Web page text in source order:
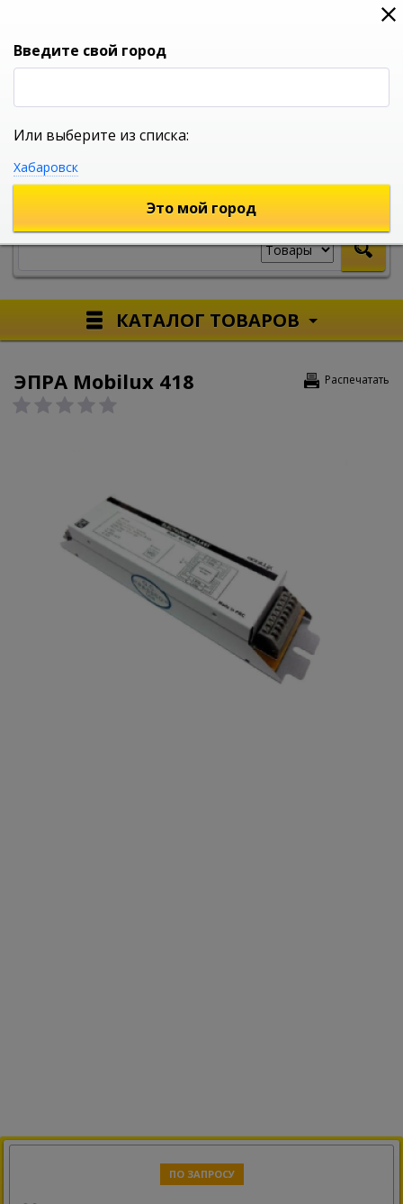
0
УНИВЕРСАЛЬНЫЙ ИНТЕРНЕТ МАГАЗИН
КАТАЛОГ ТОВАРОВ
Распечатать
ЭПРА Mobilux 418
ПО ЗАПРОСУ
Введите свой город
Или выберите из списка:
Хабаровск
Это мой город